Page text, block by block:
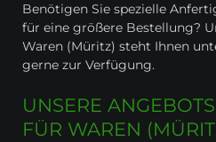
Benötigen Sie spezielle
für eine größere Bestellung?
Waren (Müritz) steht Ihnen
gerne zur Verfügung.
UNSERE
FÜR WAREN